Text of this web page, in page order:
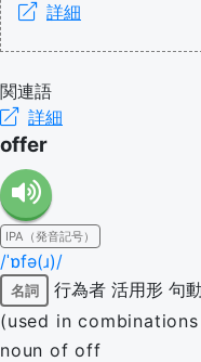
詳細
関連語
詳細
offer
IPA（発音記号）
/ˈɒfə(ɹ)/
名詞 行為者 活用形 句
(used in
noun of off